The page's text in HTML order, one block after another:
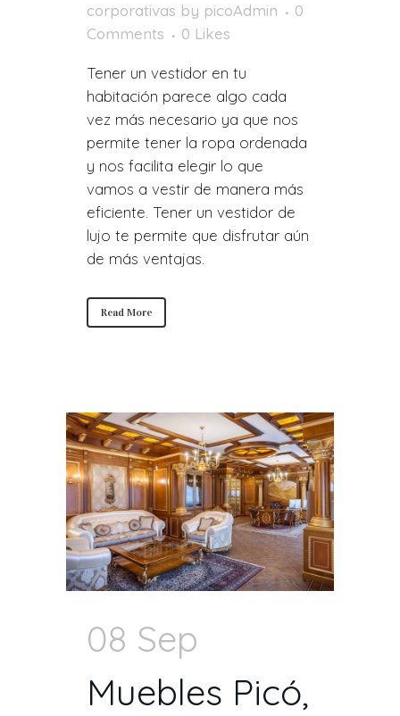
corporativas by picoAdmin
0
Comments
0 Likes
Tener un vestidor en tu
habitación parece algo cada
vez más necesario ya que nos
permite tener la ropa ordenada
y nos facilita elegir lo que
vamos a vestir de manera más
eficiente. Tener un vestidor de
lujo te permite que disfrutar aún
de más ventajas.
Read More
08 Sep
Muebles Picó,